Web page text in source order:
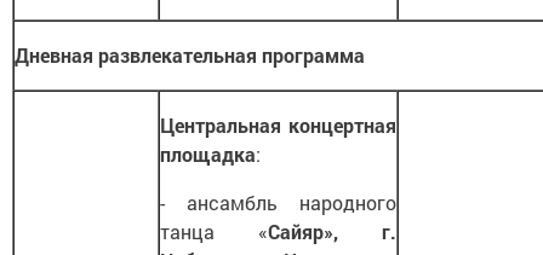
Дневная развлекательная программа
Центральная концертная
площадка:
- ансамбль народного
танца «Сайяр»,
г.